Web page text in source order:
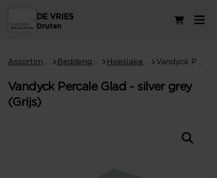
DE VRIES
Druten
Vandyck Percale Glad - silver grey
(Grijs)